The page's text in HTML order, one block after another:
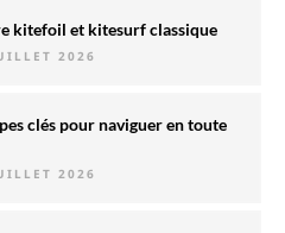
kitefoil et kitesurf classique
2026
clés pour naviguer en toute
2026